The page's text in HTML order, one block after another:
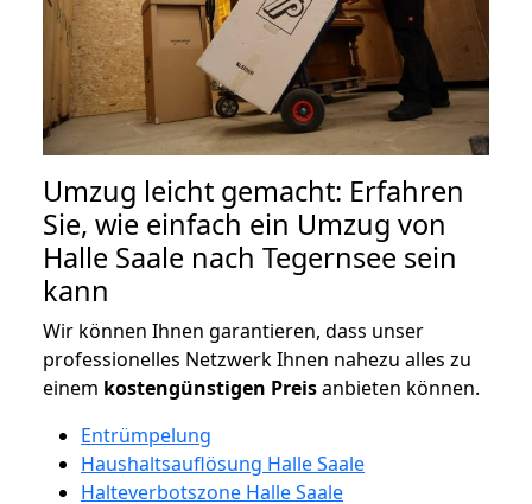
Umzug leicht gemacht: Erfahren
Sie, wie einfach ein Umzug von
Halle Saale nach Tegernsee sein
kann
Wir können Ihnen garantieren, dass unser
professionelles Netzwerk Ihnen nahezu alles zu
einem kostengünstigen Preisanbieten können.
Entrümpelung
Haushaltsauflösung Halle Saale
Halteverbotszone Halle Saale